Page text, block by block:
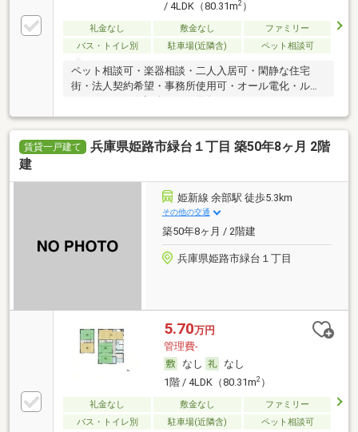
/ 4LDK（80.31m2）
礼金なし 敷金なし
ファミリー
バス・トイレ別
駐車場(近隣含) ペット相談可
ペット相談可・楽器相談・二人入居可・閑静な住宅
街・法人契約希望・事務所使用可・オール電化・ルー
賃貸一戸建て
兵庫県姫路市緑台１丁目 築50年8ヶ月 2階
建
姫新線 余部駅 徒歩5.3km
その他の交通
築50年8ヶ月 / 2階建
兵庫県姫路市緑台１丁目
5.70万円
管理費-
なし
なし
1階 / 4LDK（80.31m2）
礼金なし 敷金なし
ファミリー
バス・トイレ別
駐車場(近隣含) ペット相談可